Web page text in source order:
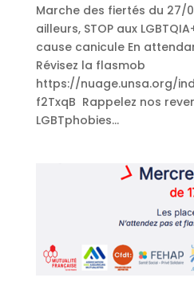
Marche des fiertés du 27/
ailleurs, STOP aux
cause canicule En
Révisez la flasmob
https://nuage.unsa.org/
f2TxqB Rappelez nos
LGBTphobies...